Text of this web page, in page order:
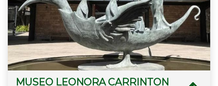
MUSEO LEONORA CARRINTON